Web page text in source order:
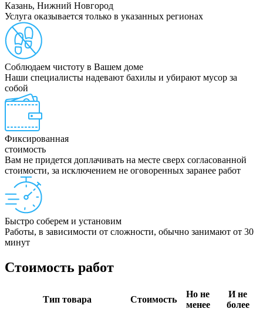
Казань, Нижний Новгород
Услуга оказывается только в указанных регионах
Соблюдаем чистоту в Вашем доме
Наши специалисты надевают бахилы и убирают мусор за
собой
Фиксированная
стоимость
Вам не придется доплачивать на месте сверх согласованной
стоимости, за исключением не оговоренных заранее работ
Быстро соберем и установим
Работы, в зависимости от сложности, обычно занимают от 30
минут
Стоимость работ
Тип товара Стоимость
Но не
менее
И не
более